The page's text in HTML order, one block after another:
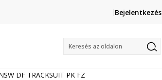
Lépj velünk kapcsolatba
online@sport-vision.huBejelentkezés
Keresés az oldalon
DF TRACKSUIT PK FZ